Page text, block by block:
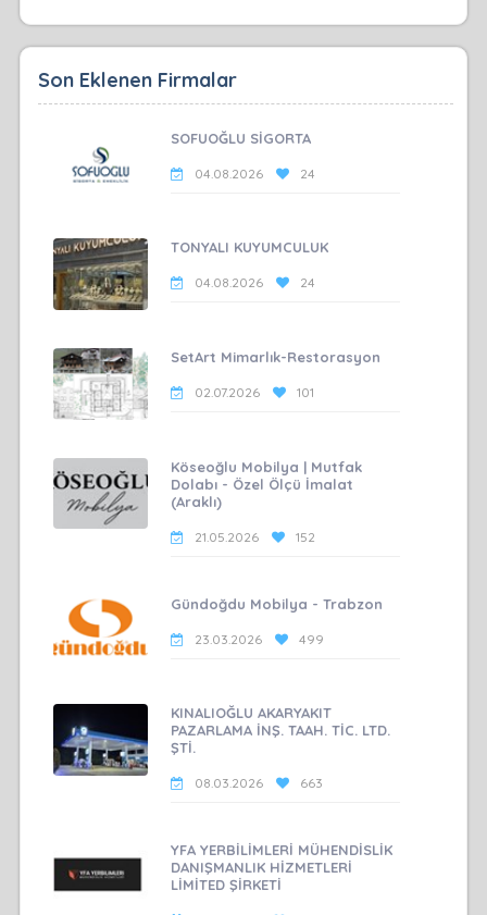
Son Eklenen Firmalar
SOFUOĞLU SİGORTA
04.08.2026 24
TONYALI KUYUMCULUK
04.08.2026 24
SetArt Mimarlık-Restorasyon
02.07.2026 101
Köseoğlu Mobilya | Mutfak
Dolabı - Özel Ölçü İmalat
(Araklı)
21.05.2026 152
Gündoğdu Mobilya - Trabzon
23.03.2026 499
KINALIOĞLU AKARYAKIT
PAZARLAMA İNŞ. TAAH. TİC. LTD.
ŞTİ.
08.03.2026 663
YFA YERBİLİMLERİ MÜHENDİSLİK
DANIŞMANLIK HİZMETLERİ
LİMİTED ŞİRKETİ